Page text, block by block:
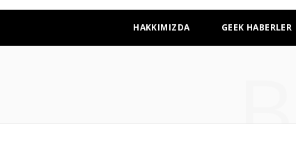
HAKKIMIZDA GEEK HABERLER